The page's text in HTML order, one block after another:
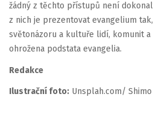
žádný z těchto přístupů není
z nich je prezentovat evangelium
světonázoru a kultuře lidí, komunit a
ohrožena podstata evangelia.
Redakce
Ilustrační foto: Unsplah.com/ Shimo